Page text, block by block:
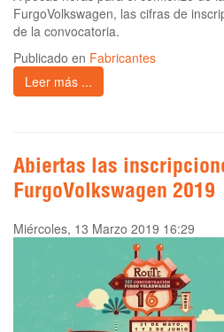
FurgoVolkswagen, las cifras de
de la convocatoria.
Publicado en Fabricantes
Leer más ...
Abiertas las
FurgoVolkswagen 2019
Miércoles, 13 Marzo 2019 16:29